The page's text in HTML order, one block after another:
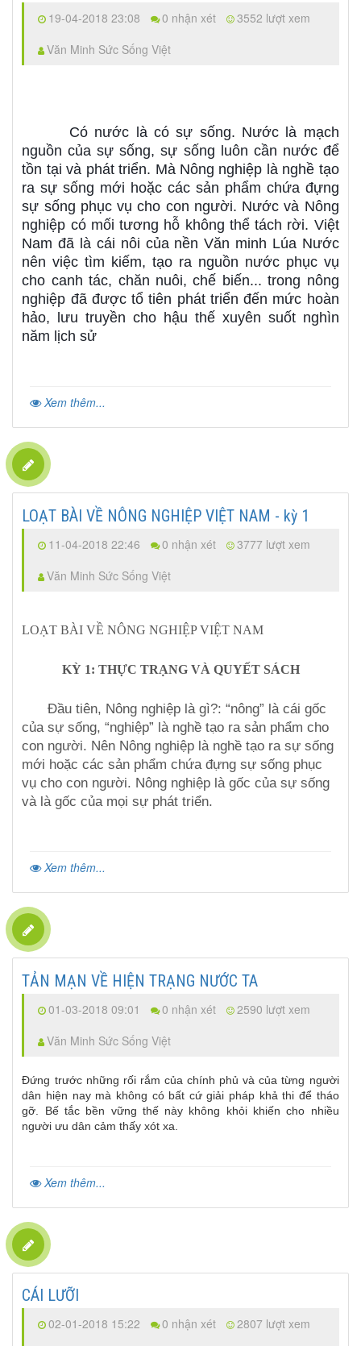
19-04-2018 23:08 0 nhận xét
3552 lượt xem
Văn Minh Sức Sống Việt
Có nước là có sự sống. Nước là mạch
nguồn của sự sống, sự sống luôn cần nước để
tồn tại và phát triển. Mà Nông nghiệp là nghề tạo
ra sự sống mới hoặc các sản phẩm chứa đựng
sự sống phục vụ cho con người. Nước và Nông
nghiệp có mối tương hỗ không thể tách rời. Việt
Nam đã là cái nôi của nền Văn minh Lúa Nước
nên việc tìm kiếm, tạo ra nguồn nước phục vụ
cho canh tác, chăn nuôi, chế biến... trong nông
nghiệp đã được tổ tiên phát triển đến mức hoàn
hảo, lưu truyền cho hậu thế xuyên suốt nghìn
năm lịch sử
Xem thêm...
LOẠT BÀI VỀ NÔNG NGHIỆP VIỆT NAM - kỳ 1
11-04-2018 22:46 0 nhận xét
3777 lượt xem
Văn Minh Sức Sống Việt
LOẠT BÀI VỀ NÔNG NGHIỆP VIỆT NAM
KỲ 1: THỰC TRẠNG VÀ QUYẾT SÁCH
Đầu tiên, Nông nghiệp là gì?: “nông” là cái gốc
của sự sống, “nghiệp” là nghề tạo ra sản phẩm cho
con người. Nên Nông nghiệp là nghề tạo ra sự sống
mới hoặc các sản phẩm chứa đựng sự sống phục
vụ cho con người. Nông nghiệp là gốc của sự sống
và là gốc của mọi sự phát triển.
Xem thêm...
TẢN MẠN VỀ HIỆN TRẠNG NƯỚC TA
01-03-2018 09:01 0 nhận xét
2590 lượt xem
Văn Minh Sức Sống Việt
Đứng trước những rối rắm của chính phủ và của từng người
dân hiện nay mà không có bất cứ giải pháp khả thi để tháo
gỡ. Bế tắc bền vững thế này không khỏi khiến cho nhiều
người ưu dân cảm thấy xót xa.
Xem thêm...
CÁI LƯỠI
02-01-2018 15:22 0 nhận xét
2807 lượt xem